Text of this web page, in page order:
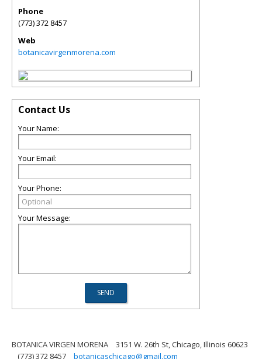
Phone
(773) 372 8457
Web
botanicavirgenmorena.com
Contact Us
Your Name:
Your Email:
Your Phone:
Your Message:
BOTANICA VIRGEN MORENA
3151 W. 26th St, Chicago, Illinois 60623
(773) 372 8457
botanicaschicago@gmail.com